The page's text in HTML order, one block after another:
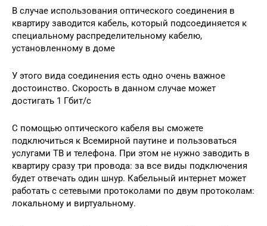
В случае использования оптического соединения в
квартиру заводится кабель, который подсоединяется к
специальному распределительному кабелю,
установленному в доме
У этого вида соединения есть одно очень важное
достоинство. Скорость в данном случае может
достигать 1 Гбит/с
С помощью оптического кабеля вы сможете
подключиться к Всемирной паутине и пользоваться
услугами ТВ и телефона. При этом не нужно заводить в
квартиру сразу три провода: за все виды подключения
будет отвечать один шнур. Кабельный интернет может
работать с сетевыми протоколами по двум протоколам:
локальному и виртуальному.